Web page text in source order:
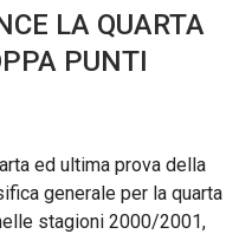
LA QUARTA
PUNTI
ed ultima prova della
generale per la quarta
stagioni 2000/2001,